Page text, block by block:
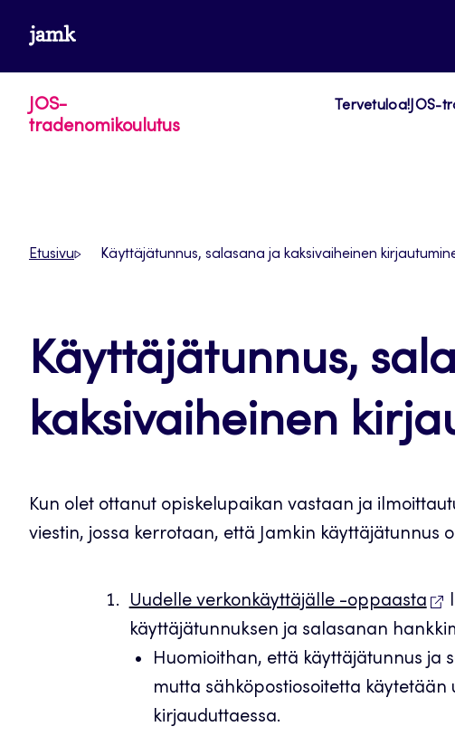
suoraan
sisältöön
www.jamk.fi
JOS-
tradenomikoulutus
Tervetuloa! JOS-
Etusivu Käyttäjätunnus, salasana ja kaksivaiheinen
Käyttäjätunnus,
kaksivaiheinen
Kun olet ottanut opiskelupaikan vastaan ja
viestin, jossa kerrotaan, että Jamkin käyttäjätunnus
Uudelle verkonkäyttäjälle -oppaasta
käyttäjätunnuksen ja salasanan
Huomioithan, että käyttäjätunnus ja
mutta sähköpostiosoitetta
kirjauduttaessa.